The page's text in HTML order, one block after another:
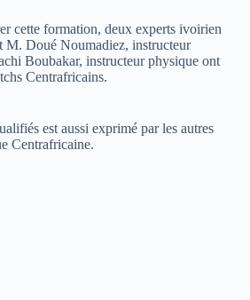
cette formation, deux experts ivoirien
M. Doué Noumadiez, instructeur
Boubakar, instructeur physique ont
Centrafricains.
est aussi exprimé par les autres
Centrafricaine.